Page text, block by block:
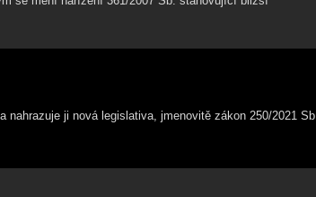
nahrazuje ji nová legislativa, jmenovitě zákon 250/2021 Sb